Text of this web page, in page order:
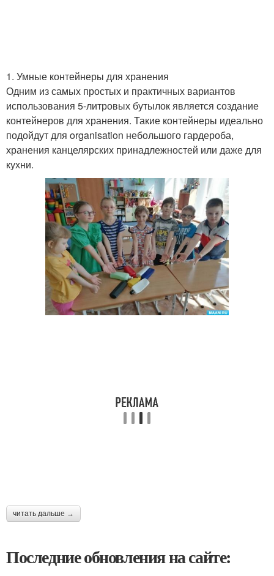
1. Умные контейнеры для хранения
Одним из самых простых и практичных вариантов
использования 5-литровых бутылок является создание
контейнеров для хранения. Такие контейнеры идеально
подойдут для organisation небольшого гардероба,
хранения канцелярских принадлежностей или даже для
кухни.
читать дальше →
Последние обновления на сайте: